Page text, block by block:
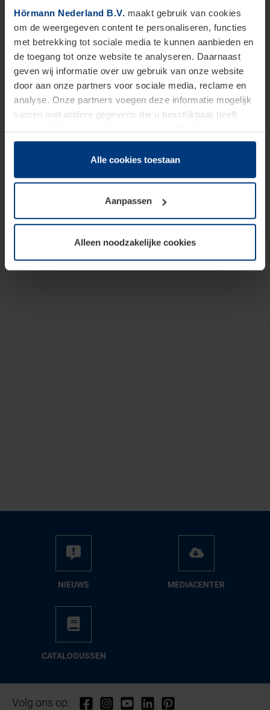
Hörmann Nederland B.V. maakt gebruik van cookies
om de weergegeven content te personaliseren, functies
met betrekking tot sociale media te kunnen aanbieden en
de toegang tot onze website te analyseren. Daarnaast
geven wij informatie over uw gebruik van onze website
door aan onze partners voor sociale media, reclame en
analyse. Onze partners voegen deze informatie mogelijk
samen met andere gegevens die u beschikbaar heeft
dienstverlening hebben verzameld.
Juridisch zijn wij gerechtigd om cookies op uw computer
onze pagina's absoluut noodzakelijk is. Voor alle andere
soorten cookies is uw toestemming vereist. Uw
toestemming kunt u op elk moment bij de uitleg van de
wijzigen of herroepen.
Alle cookies toestaan
Aanpassen
Alleen noodzakelijke cookies
NIEUWS ME­DIA­CEN­TER
CA­TA­LO­GUS­SEN
Volg ons op: